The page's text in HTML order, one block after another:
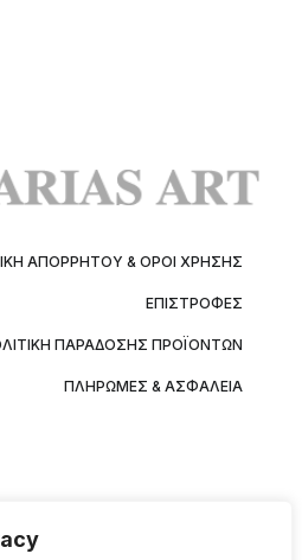
ΑΠΟΡΡΉΤΟΥ & ΌΡΟΙ ΧΡΉΣΗΣ
ΕΠΙΣΤΡΟΦΈΣ
ΠΑΡΆΔΟΣΗΣ ΠΡΟΪΌΝΤΩΝ
ΠΛΗΡΩΜΈΣ & ΑΣΦΆΛΕΙΑ